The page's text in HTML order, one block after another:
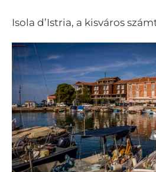
Isola d’Istria, a kisváros